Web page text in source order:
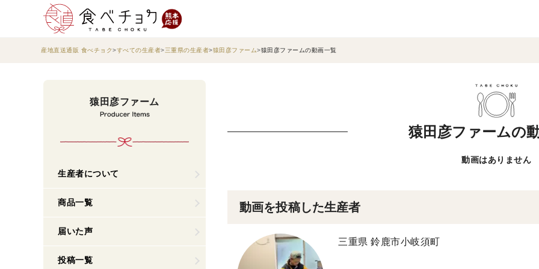
産地直送通販 食べチョク すべての生産者 三重県の生産者 猿田彦ファーム 猿田彦ファームの動画一覧
猿田彦ファーム
生産者について
商品一覧
届いた声
投稿一覧
猿田彦ファームの
動画はありません
動画を投稿した生産者
三重県 鈴鹿市小岐須町